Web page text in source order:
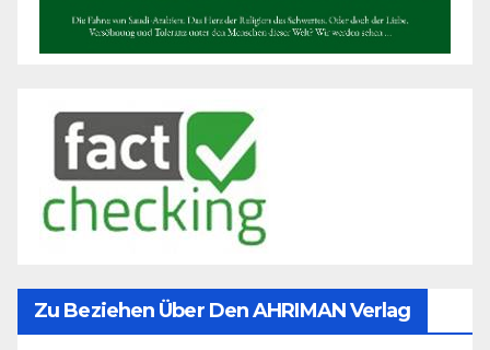
Zu Beziehen Über Den AHRIMAN Verlag